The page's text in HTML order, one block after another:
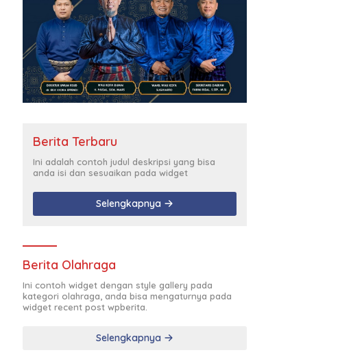
Berita Terbaru
Ini adalah contoh judul deskripsi yang bisa
anda isi dan sesuaikan pada widget
Selengkapnya
Berita Olahraga
Ini contoh widget dengan style gallery pada
kategori olahraga, anda bisa mengaturnya pada
widget recent post wpberita.
Selengkapnya